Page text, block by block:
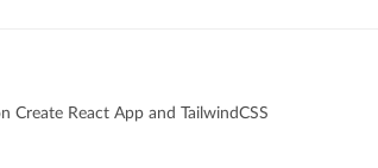
Create React App and TailwindCSS